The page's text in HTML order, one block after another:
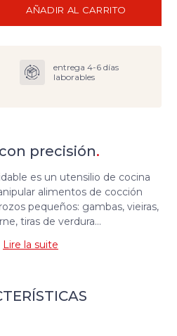
AÑADIR AL CARRITO
entrega 4-6 días
laborables
precisión.
es un utensilio de cocina
alimentos de cocción
pequeños: gambas, vieiras,
tiras de verdura…
Lire la suite